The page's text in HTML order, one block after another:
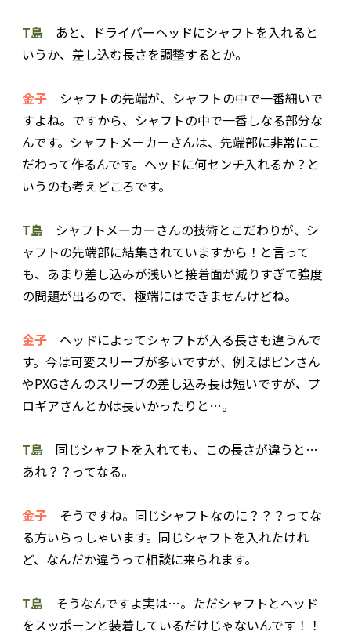
T島 あと、ドライバーヘッドにシャフトを入れると
いうか、差し込む長さを調整するとか。
金子 シャフトの先端が、シャフトの中で一番細いで
すよね。ですから、シャフトの中で一番しなる部分な
んです。シャフトメーカーさんは、先端部に非常にこ
だわって作るんです。ヘッドに何センチ入れるか？と
いうのも考えどころです。
T島 シャフトメーカーさんの技術とこだわりが、シ
ャフトの先端部に結集されていますから！と言って
も、あまり差し込みが浅いと接着面が減りすぎて強度
の問題が出るので、極端にはできませんけどね。
金子 ヘッドによってシャフトが入る長さも違うんで
す。今は可変スリーブが多いですが、例えばピンさん
やPXGさんのスリーブの差し込み長は短いですが、プ
ロギアさんとかは長いかったりと…。
T島 同じシャフトを入れても、この長さが違うと…
あれ？？ってなる。
金子 そうですね。同じシャフトなのに？？？ってな
る方いらっしゃいます。同じシャフトを入れたけれ
ど、なんだか違うって相談に来られます。
T島 そうなんですよ実は…。ただシャフトとヘッド
をスッポーンと装着しているだけじゃないんです！！